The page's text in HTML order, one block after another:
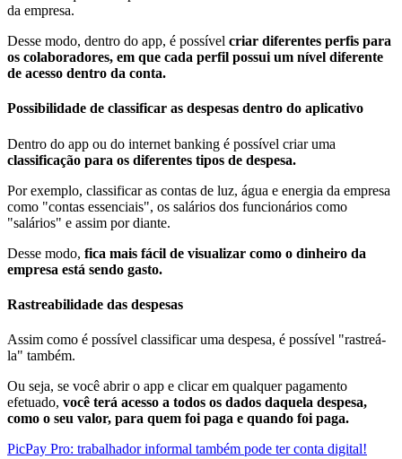
da empresa.
Desse modo, dentro do app, é possível criar diferentes perfis para
os colaboradores, em que cada perfil possui um nível diferente
de acesso dentro da conta.
Possibilidade de classificar as despesas dentro do aplicativo
Dentro do app ou do internet banking é possível criar uma
classificação para os diferentes tipos de despesa.
Por exemplo, classificar as contas de luz, água e energia da empresa
como "contas essenciais", os salários dos funcionários como
"salários" e assim por diante.
Desse modo, fica mais fácil de visualizar como o dinheiro da
empresa está sendo gasto.
Rastreabilidade das despesas
Assim como é possível classificar uma despesa, é possível "rastreá-
la" também.
Ou seja, se você abrir o app e clicar em qualquer pagamento
efetuado, você terá acesso a todos os dados daquela despesa,
como o seu valor, para quem foi paga e quando foi paga.
PicPay Pro: trabalhador informal também pode ter conta digital!